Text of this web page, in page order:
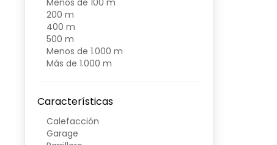
Menos de 100 m
200 m
400 m
500 m
Menos de 1.000 m
Más de 1.000 m
Características
Calefacción
Garage